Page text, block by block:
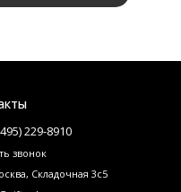
229-8910
звонок
Складочная 3с5